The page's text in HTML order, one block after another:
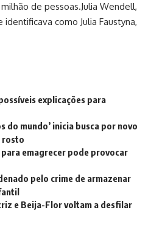
de pessoas.Julia Wendell,
como Julia Faustyna,
explicações para
do mundo’ inicia busca por novo
rosto
emagrecer pode provocar
pelo crime de armazenar
e Beija-Flor voltam a desfilar